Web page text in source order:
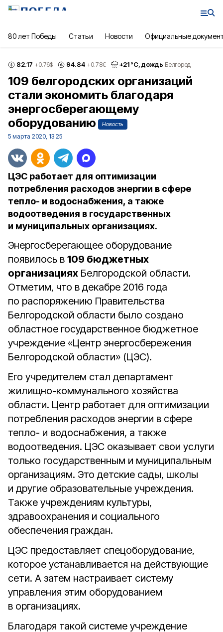
80 лет Победы Статьи Новости Официальные
82.17 +0.76$ 94.84 +0.78€ +21°С, дождь Белгород
109 белгородских организаций
стали экономить благодаря
энергосберегающему
оборудованию
Новость
5 марта 2020, 13:25
ЦЭС работает для оптимизации
потребления расходов энергии в сфере
тепло- и водоснабжения, а также
водоотведения в государственных
и муниципальных организациях.
Энергосберегающее оборудование
появилось в 109 бюджетных
организациях Белгородской области.
Отметим, что в декабре 2016 года
по распоряжению Правительства
Белгородской области было создано
областное государственное бюджетное
учреждение «Центр энергосбережения
Белгородской области» (ЦЭС).
Его учредителем стал департамент
жилищно-коммунального хозяйства
области. Центр работает для оптимизации
потребления расходов энергии в сфере
тепло- и водоснабжения, а также
водоотведения. ЦЭС оказывает свои услуги
только государственным и муниципальным
организациям. Это детские сады, школы
и другие образовательные учреждения.
Также учреждениям культуры,
здравоохранения и социального
обеспечения граждан.
ЦЭС предоставляет спецоборудование,
которое устанавливается на действующие
сети. А затем настраивает систему
управления этим оборудованием
в организациях.
Благодаря такой системе учреждение